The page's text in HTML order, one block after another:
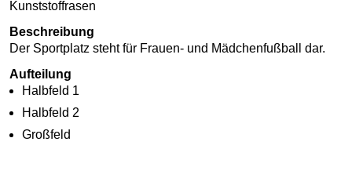
Kunststoffrasen
Beschreibung
Der Sportplatz steht für Frauen- und Mädchenfußball dar.
Aufteilung
Halbfeld 1
Halbfeld 2
Großfeld